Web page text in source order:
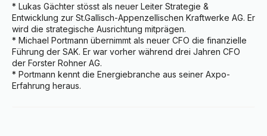
* Lukas Gächter stösst als neuer Leiter Strategie &
Entwicklung zur St.Gallisch-Appenzellischen Kraftwerke AG. Er
wird die strategische Ausrichtung mitprägen.
* Michael Portmann übernimmt als neuer CFO die finanzielle
Führung der SAK. Er war vorher während drei Jahren CFO
der Forster Rohner AG.
* Portmann kennt die Energiebranche aus seiner Axpo-
Erfahrung heraus.